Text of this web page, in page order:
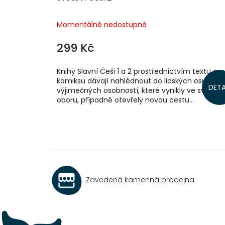
Momentálně nedostupné
299 Kč
Knihy Slavní Češi 1 a 2 prostřednictvím textu a
komiksu dávají nahlédnout do lidských osudů
výjimečných osobností, které vynikly ve svém
oboru, případně otevřely novou cestu...
Zavedená kamenná prodejna